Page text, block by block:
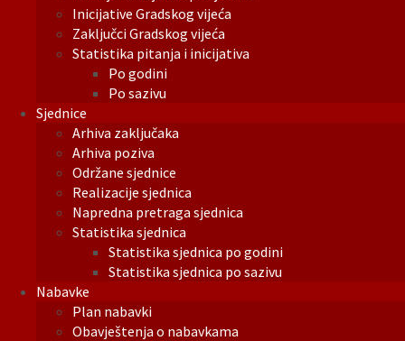
Inicijative Gradskog vijeća
Zaključci Gradskog vijeća
Statistika pitanja i inicijativa
Po godini
Po sazivu
Sjednice
Arhiva zaključaka
Arhiva poziva
Održane sjednice
Realizacije sjednica
Napredna pretraga sjednica
Statistika sjednica
Statistika sjednica po godini
Statistika sjednica po sazivu
Nabavke
Plan nabavki
Obavještenja o nabavkama